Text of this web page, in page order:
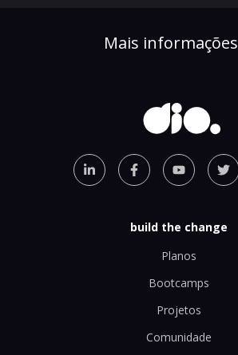
Mais informações
build the change
Planos
Bootcamps
Projetos
Comunidade